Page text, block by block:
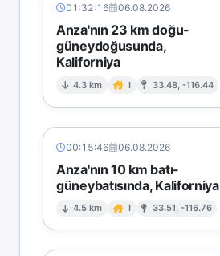
01:32:16 06.08.2026
Anza'nın 23 km doğu-
güneydoğusunda,
Kaliforniya
4.3 km I 33.48, -116.44
00:15:46 06.08.2026
Anza'nın 10 km batı-
güneybatısında, Kaliforniya
4.5 km I 33.51, -116.76